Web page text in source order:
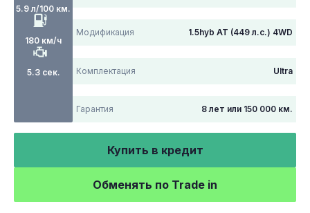
5.9 л/100 км.
180 км/ч
5.3 сек.
Модификация 1.5hyb AT (449 л.с.) 4WD
Комплектация Ultra
Гарантия 8 лет или 150 000 км.
Купить в кредит
Обменять по Trade in